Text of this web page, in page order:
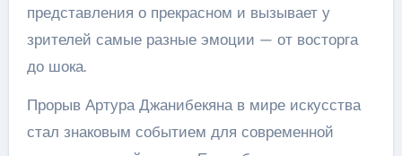
представления о прекрасном и вызывает у
зрителей самые разные эмоции — от восторга
до шока.
Прорыв Артура Джанибекяна в мире искусства
стал знаковым событием для современной